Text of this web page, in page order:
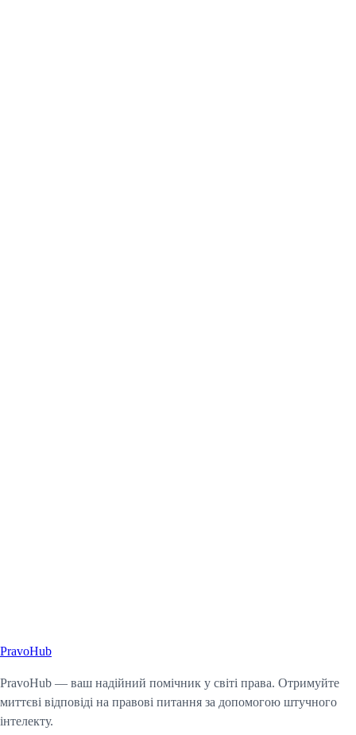
Почати консультацію
PravoHub
PravoHub — ваш надійний помічник у світі права. Отримуйте
миттєві відповіді на правові питання за допомогою штучного
інтелекту.